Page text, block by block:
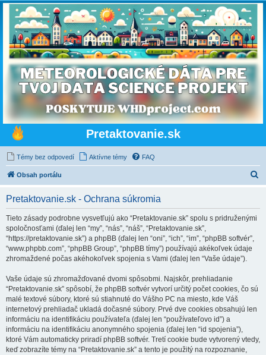
Pretaktovanie.sk
Témy bez odpovedí Aktívne témy FAQ
Obsah portálu
Pretaktovanie.sk - Ochrana súkromia
Tieto zásady podrobne vysvetľujú ako “Pretaktovanie.sk” spolu s pridruženými
spoločnosťami (ďalej len “my”, “nás”, “náš”, “Pretaktovanie.sk”,
“https://pretaktovanie.sk”) a phpBB (ďalej len “oni”, “ich”, “im”, “phpBB softvér”,
“www.phpbb.com”, “phpBB Group”, “phpBB tímy”) používajú akékoľvek údaje
zhromaždené počas akéhokoľvek spojenia s Vami (ďalej len “Vaše údaje”).
Vaše údaje sú zhromažďované dvomi spôsobmi. Najskôr, prehliadanie
“Pretaktovanie.sk” spôsobí, že phpBB softvér vytvorí určitý počet cookies, čo sú
malé textové súbory, ktoré sú stiahnuté do Vášho PC na miesto, kde Váš
internetový prehliadač ukladá dočasné súbory. Prvé dve cookies obsahujú len
informáciu na identifikáciu používateľa (ďalej len “používateľovo id”) a
informáciu na identifikáciu anonymného spojenia (ďalej len “id spojenia”),
ktoré Vám automaticky priradí phpBB softvér. Tretí cookie bude vytvorený vtedy,
keď zobrazíte témy na “Pretaktovanie.sk” a tento je použitý na rozpoznanie,